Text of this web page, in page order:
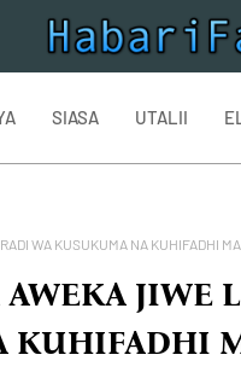
SIASA UTALII
WA KUSUKUMA NA KUHIFADHI
JIWE
KUHIFADHI